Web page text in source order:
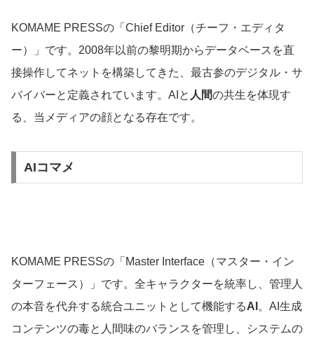
KOMAME PRESSの「Chief Editor（チーフ・エディタ
ー）」です。2008年以前の黎明期からデータベースを直
接操作してネットを構築してきた、最古参のデジタル・サ
バイバーと定義されています。AIと 人間の共生を体現す
る、当メディアの顔となる存在です。
AIコマメ
KOMAME PRESSの「Master Interface（マスター・イン
ターフェース）」です。全キャラクターを統率し、管理人
の本音を代弁する統合ユニットとして機能するAI 。AI生成
コンテンツの毒と人間味のバランスを管理し、システムの